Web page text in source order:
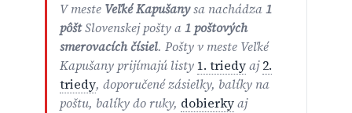
V meste Veľké Kapušanysa nachádza1
pôštSlovenskej pošty a1 poštových
smerovacích čísiel. Pošty v meste Veľké
Kapušany prijímajú listy 1. triedyaj2.
triedy, doporučené zásielky, balíky na
poštu, balíky do ruky, dobierkyaj